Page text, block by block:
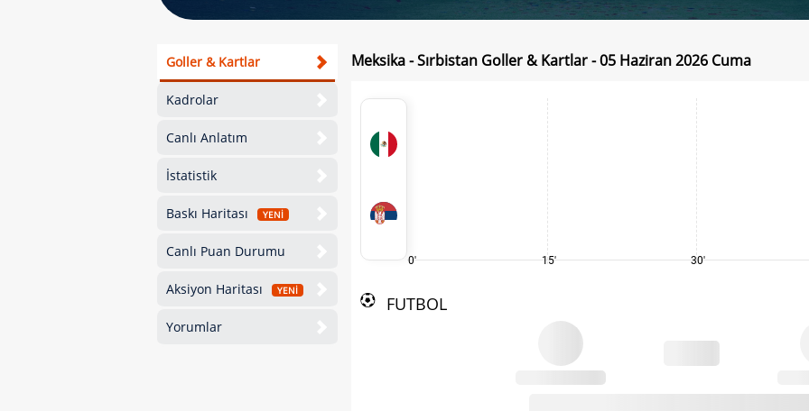
Goller & Kartlar
Kadrolar
Canlı Anlatım
İstatistik
Baskı Haritası YENİ
Canlı Puan Durumu
Aksiyon Haritası YENİ
Yorumlar
Meksika - Sırbistan Goller & Kartlar - 05 Haziran 2026 Cuma
0' 15' 30'
FUTBOL